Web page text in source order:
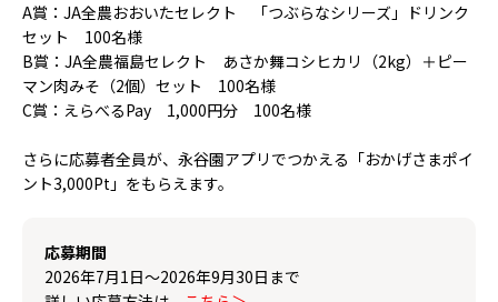
A賞：JA全農おおいたセレクト 「つぶらなシリーズ」ドリンク
セット 100名様
B賞：JA全農福島セレクト あさか舞コシヒカリ（2kg）＋ピー
マン肉みそ（2個）セット 100名様
C賞：えらべるPay 1,000円分 100名様
さらに応募者全員が、永谷園アプリでつかえる「おかげさまポイ
ント3,000Pt」をもらえます。
応募期間
2026年7月1日～2026年9月30日まで